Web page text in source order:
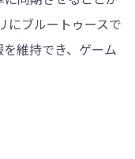
にブルートゥースで
維持でき、ゲーム